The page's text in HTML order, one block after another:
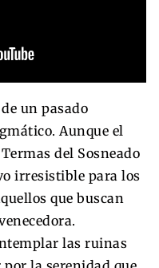
un pasado
Aunque el
del Sosneado
irresistible para los
que buscan
las ruinas